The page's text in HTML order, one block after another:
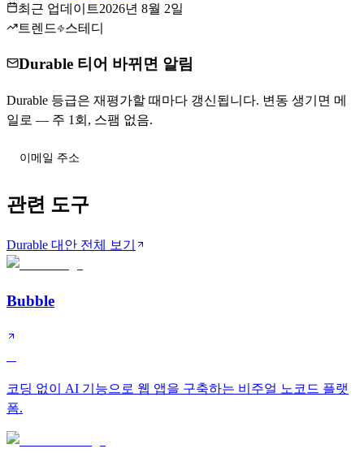
최근 업데이트2026년 8월 2일
트렌드
스테디
Durable 티어 바뀌면 알림
Durable 등급은 재평가할 때마다 갱신됩니다. 변동 생기면 메
일로 — 주 1회, 스팸 없음.
관련 도구
Durable 대안 전체 보기
Bubble
코딩 없이 AI 기능으로 웹 앱을 구축하는 비주얼 노코드 플랫
폼.